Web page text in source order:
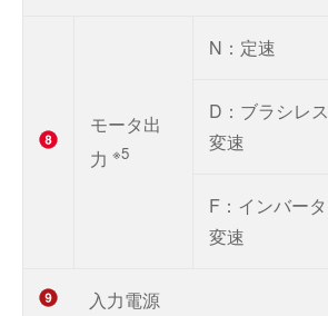
モータ出
力 ※5
N：定速
D：ブラシレス
変速
F：インバータ
変速
入力電源